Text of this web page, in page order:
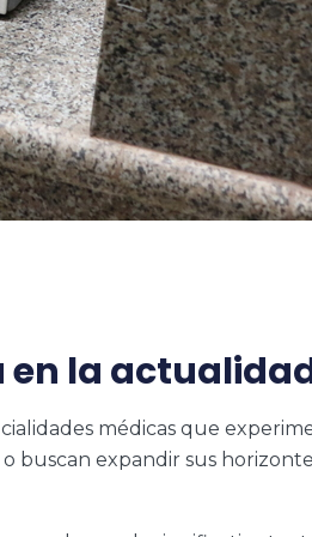
en la
médicas que
buscan expandir sus